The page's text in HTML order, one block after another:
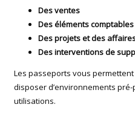
Des ventes
Des éléments
Des projets et des
Des interventions de
Les passeports vous
disposer d’environnements
utilisations.